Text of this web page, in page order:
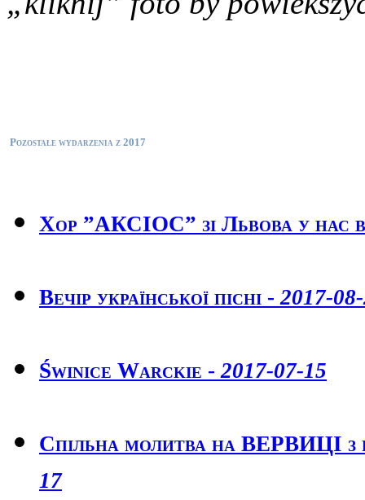
Pozostałe wydarzenia z 2017
Хор ”АКСІОС” зі Львова у нас
Вечір української пісні -2017-
Świnice Warckie -2017-07-15
Спільна молитва на ВЕРВИЦІ
17